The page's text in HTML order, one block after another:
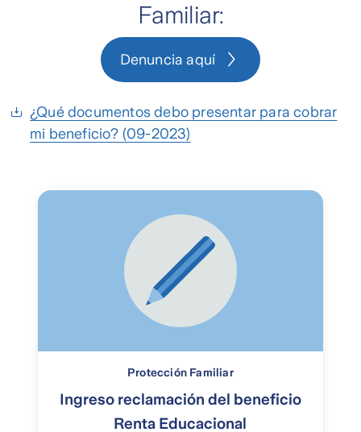
Familiar:
Denuncia aquí
¿Qué documentos debo presentar para cobrar
mi beneficio? (09-2023)
Protección Familiar
Ingreso reclamación del beneficio
Renta Educacional